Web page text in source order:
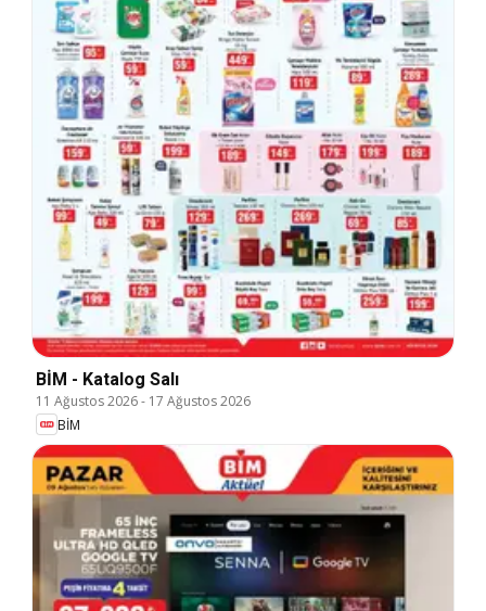
BİM - Katalog Salı
11 Ağustos 2026- 17 Ağustos 2026
BİM